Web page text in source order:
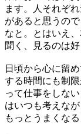
ます。人それぞ
があると思うの
なと。とはいえ
聞く、見るのは好
日頃から心に留
する時間にも制
って仕事をしな
はいつも考えな
もっとうまくな